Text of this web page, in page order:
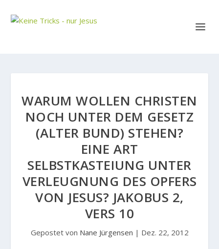
WARUM WOLLEN CHRISTEN
NOCH UNTER DEM GESETZ
(ALTER BUND) STEHEN?
EINE ART
SELBSTKASTEIUNG UNTER
VERLEUGNUNG DES OPFERS
VON JESUS? JAKOBUS 2,
VERS 10
Gepostet von Nane Jürgensen | Dez. 22, 2012